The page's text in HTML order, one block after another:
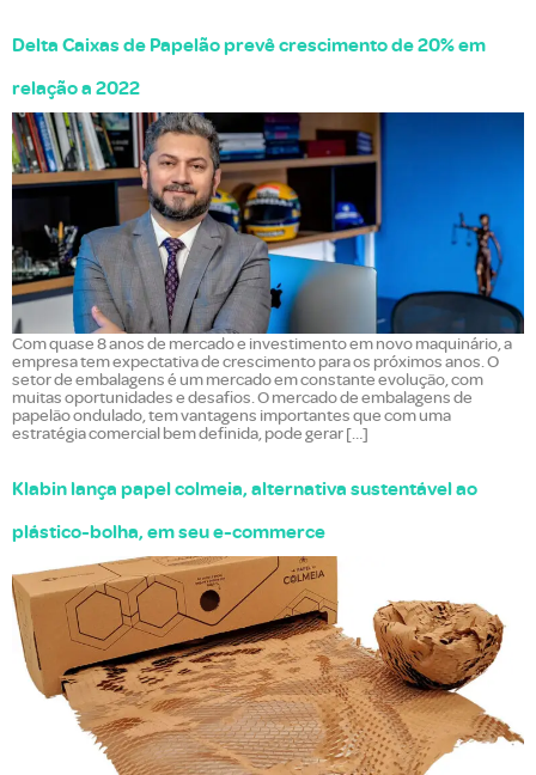
Delta Caixas de Papelão prevê crescimento de 20% em
relação a 2022
Com quase 8 anos de mercado e investimento em novo maquinário, a
empresa tem expectativa de crescimento para os próximos anos. O
setor de embalagens é um mercado em constante evolução, com
muitas oportunidades e desafios. O mercado de embalagens de
papelão ondulado, tem vantagens importantes que com uma
estratégia comercial bem definida, pode gerar […]
Klabin lança papel colmeia, alternativa sustentável ao
plástico-bolha, em seu e-commerce